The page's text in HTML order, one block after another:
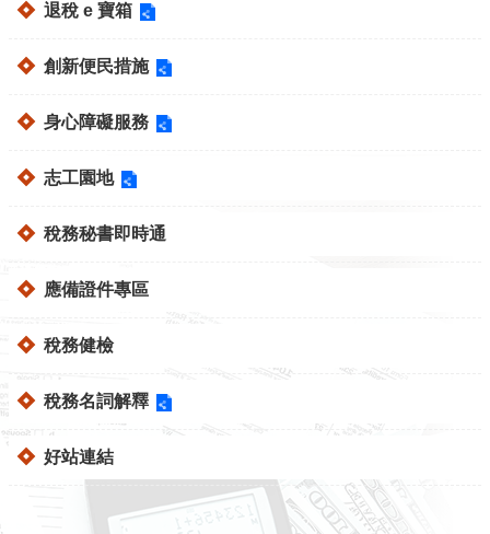
宣
專
分
導
訊
服
房
稅
2.0
退稅 e 寶箱
創新便民措施
身心障礙服務
志工園地
稅務秘書即時通
應備證件專區
稅務健檢
稅務名詞解釋
好站連結